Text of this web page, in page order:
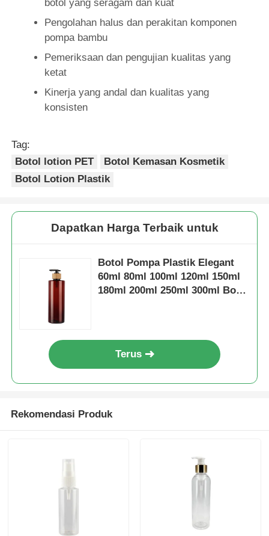
Clip Lock Lotion Pump
Pompa Dispenser Sirup
Penyemprot Kabut Halus
Semprotan hidung
Pemicu Penyemprot
botol yang seragam dan kuat
Pengolahan halus dan perakitan komponen
pompa bambu
Pemeriksaan dan pengujian kualitas yang
ketat
Kinerja yang andal dan kualitas yang
konsisten
Tag:
Botol lotion PET
Botol Kemasan Kosmetik
Botol Lotion Plastik
Dapatkan Harga Terbaik untuk
Botol Pompa Plastik Elegant
60ml 80ml 100ml 120ml 150ml
180ml 200ml 250ml 300ml Botol
Terus
Rekomendasi Produk